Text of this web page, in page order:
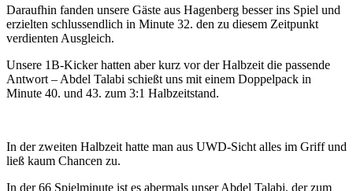
Daraufhin fanden unsere Gäste aus Hagenberg besser ins Spiel und
erzielten schlussendlich in Minute 32. den zu diesem Zeitpunkt
verdienten Ausgleich.
Unsere 1B-Kicker hatten aber kurz vor der Halbzeit die passende
Antwort – Abdel Talabi schießt uns mit einem Doppelpack in
Minute 40. und 43. zum 3:1 Halbzeitstand.
In der zweiten Halbzeit hatte man aus UWD-Sicht alles im Griff und
ließ kaum Chancen zu.
In der 66 Spielminute ist es abermals unser Abdel Talabi, der zum